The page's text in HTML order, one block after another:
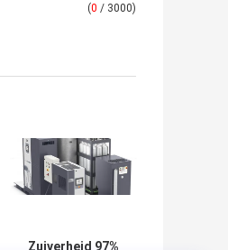
(0 / 3000)
Zuiverheid 97%